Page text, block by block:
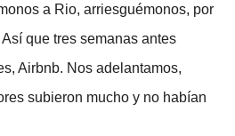
a Rio, arriesguémonos, por
que tres semanas antes
Airbnb. Nos adelantamos,
subieron mucho y no habían